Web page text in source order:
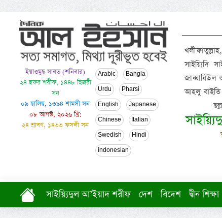
ইয়াওমুছ সাবত (শনিবার)
২৪ ছফর শরীফ, ১৪৪৮ হিজরী
সন
০৯ ছালিছ, ১৩৯৪ শামসী সন
০৮ আগস্ট, ২০২৬ খ্রি:
২৪ শ্রাবণ, ১৪৩৩ ফসলী সন
Arabic Bangla
Urdu Pharsi
English Japanese
Chinese Italian
Swedish Hindi
indonesian
সাইয়্যিদি
আহলু বাইতি
সাইয়্যিদুল আ’ইয়াদ শরীফ দেশ বিদেশ দ্বীন শিক্ষা